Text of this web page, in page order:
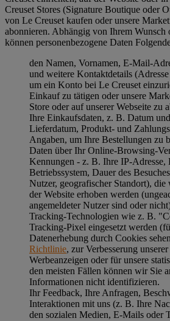
Creuset Stores (Signature Boutique oder
von Le Creuset kaufen oder unsere
abonnieren. Abhängig von Ihrem
können personenbezogene Daten
den Namen, Vornamen, E-Mail-
und weitere Kontaktdetails
um ein Konto bei Le Creuset
Einkauf zu tätigen oder unsere
Store oder auf unserer Webseite zu
Ihre Einkaufsdaten, z. B. Datum
Lieferdatum, Produkt- und
Angaben, um Ihre Bestellungen zu
Daten über Ihr Online-Browsing-
Kennungen - z. B. Ihre IP-Adresse,
Betriebssystem, Dauer des
Nutzer, geografischer Standort), die
der Website erhoben werden
angemeldeter Nutzer sind oder
Tracking-Technologien wie z. B.
Tracking-Pixel eingesetzt werden
Datenerhebung durch Cookies
Richtlinie, zur Verbesserung
Werbeanzeigen oder für unsere
den meisten Fällen können wir Sie
Informationen nicht identifizieren.
Ihr Feedback, Ihre Anfragen,
Interaktionen mit uns (z. B. Ihre
den sozialen Medien, E-Mails oder